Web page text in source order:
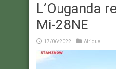
L’Ouganda
Mi-28NE
17/06/2022 Afrique